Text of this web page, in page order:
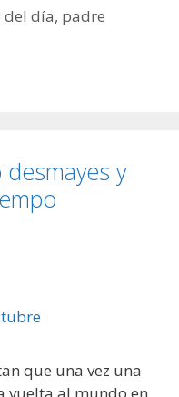
del día, padre
y
que una vez una